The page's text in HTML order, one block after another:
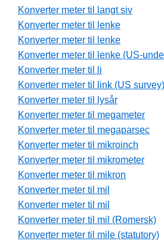
Konverter meter til langt siv
Konverter meter til lenke
Konverter meter til lenke
Konverter meter til lenke (US-
Konverter meter til li
Konverter meter til link (US survey)
Konverter meter til lysår
Konverter meter til megameter
Konverter meter til megaparsec
Konverter meter til mikroinch
Konverter meter til mikrometer
Konverter meter til mikron
Konverter meter til mil
Konverter meter til mil
Konverter meter til mil (Romersk)
Konverter meter til mile (statutory)